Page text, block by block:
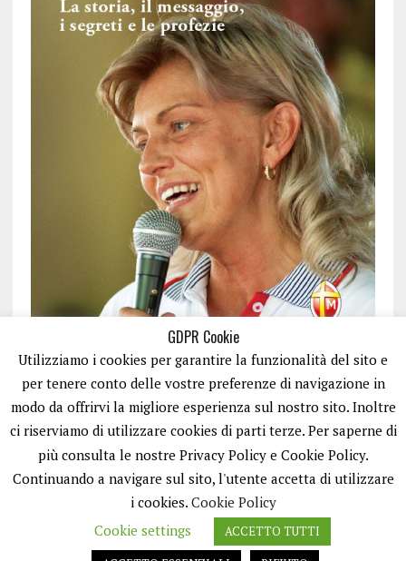
ISCRIVITI
GDPR Cookie
Utilizziamo i cookies per garantire la funzionalità del sito e
per tenere conto delle vostre preferenze di navigazione in
modo da offrirvi la migliore esperienza sul nostro sito. Inoltre
ci riserviamo di utilizzare cookies di parti terze. Per saperne di
più consulta le nostre Privacy Policy e Cookie Policy.
Continuando a navigare sul sito, l'utente accetta di utilizzare
i cookies. Cookie Policy
Cookie settings
ACCETTO TUTTI